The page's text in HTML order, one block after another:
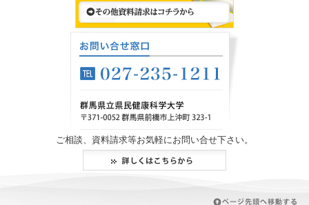
ご相談、資料請求等お気軽にお問い合せ下さい。